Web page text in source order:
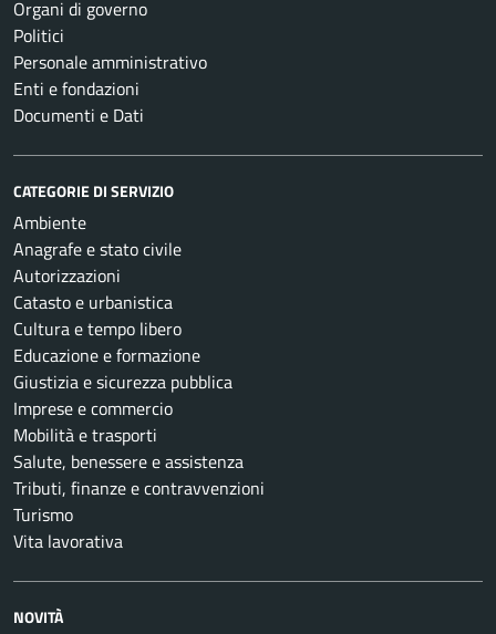
Organi di governo
Politici
Personale amministrativo
Enti e fondazioni
Documenti e Dati
CATEGORIE DI SERVIZIO
Ambiente
Anagrafe e stato civile
Autorizzazioni
Catasto e urbanistica
Cultura e tempo libero
Educazione e formazione
Giustizia e sicurezza pubblica
Imprese e commercio
Mobilità e trasporti
Salute, benessere e assistenza
Tributi, finanze e contravvenzioni
Turismo
Vita lavorativa
NOVITÀ